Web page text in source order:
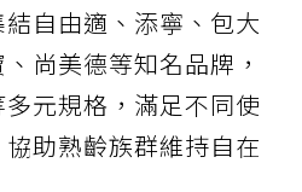
自由適、添寧、包大
尚美德等知名品牌，
元規格，滿足不同使
助熟齡族群維持自在